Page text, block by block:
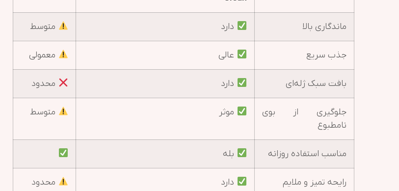
ماندگاری بالا دارد متوسط
جذب سریع عالی معمولی
بافت سبک ژله‌ای دارد محدود
جلوگیری از بوی
نامطبوع
موثر متوسط
مناسب استفاده روزانه بله
رایحه تمیز و ملایم دارد محدود